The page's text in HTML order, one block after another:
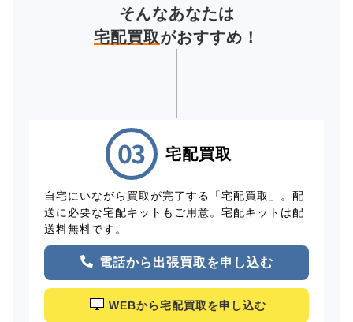
そんなあなたは
宅配買取がおすすめ！
宅配買取
自宅にいながら買取が完了する「宅配買取」。配
送に必要な宅配キットもご用意。宅配キットは配
送料無料です。
電話から出張買取を申し込む
WEBから宅配買取を申し込む